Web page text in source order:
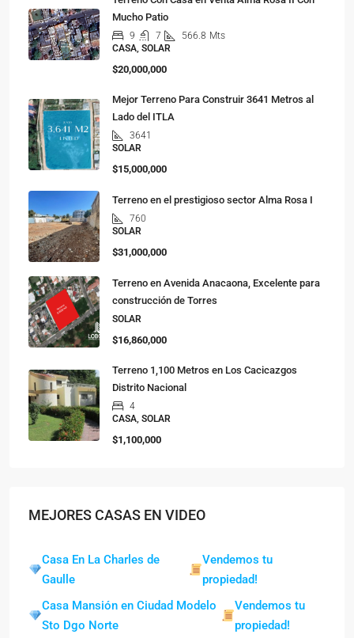
Mucho Patio
9 7 566.8 Mts
CASA, SOLAR
$20,000,000
Mejor Terreno Para Construir 3641 Metros al
Lado del ITLA
3641
SOLAR
$15,000,000
Terreno en el prestigioso sector Alma Rosa I
760
SOLAR
$31,000,000
Terreno en Avenida Anacaona, Excelente para
construcción de Torres
SOLAR
$16,860,000
Terreno 1,100 Metros en Los Cacicazgos
Distrito Nacional
4
CASA, SOLAR
$1,100,000
MEJORES CASAS EN VIDEO
Casa En La Charles de
Gaulle
Vendemos tu
propiedad!
Casa Mansión en Ciudad Modelo
Sto Dgo Norte
Vendemos tu
propiedad!